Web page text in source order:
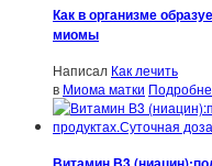
Как в организме
миомы
Написал Как лечить
в Миома матки